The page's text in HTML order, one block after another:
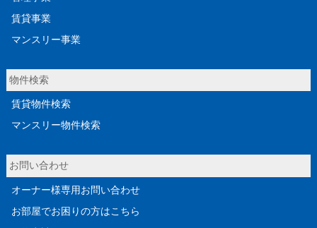
賃貸事業
マンスリー事業
物件検索
賃貸物件検索
マンスリー物件検索
お問い合わせ
オーナー様専用お問い合わせ
お部屋でお困りの方はこちら